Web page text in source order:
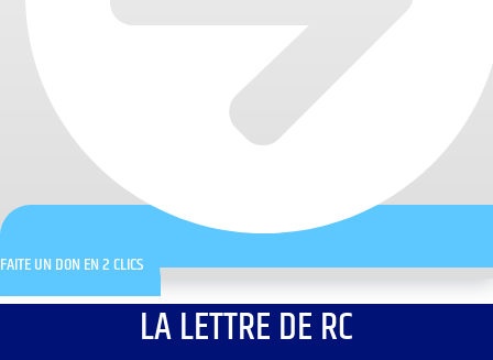
FAITE UN DON EN 2 CLICS
LA LETTRE DE RC